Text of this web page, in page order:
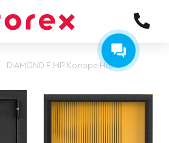
DIAMOND F MP Колоре Неро